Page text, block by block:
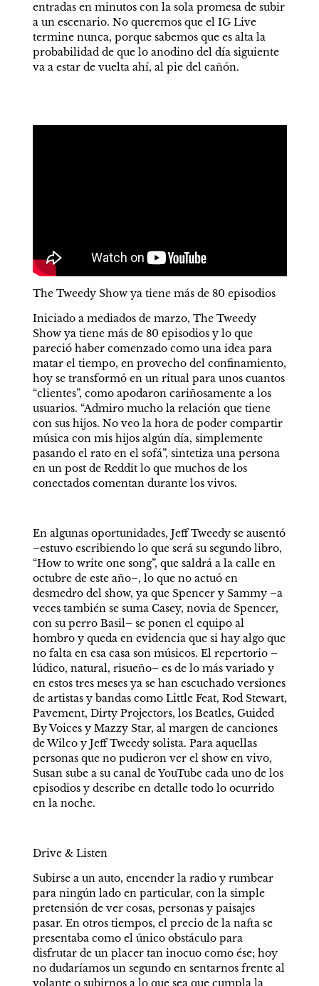
entradas en minutos con la sola promesa de subir
a un escenario. No queremos que el IG Live
termine nunca, porque sabemos que es alta la
probabilidad de que lo anodino del día siguiente
va a estar de vuelta ahí, al pie del cañón.
The Tweedy Show ya tiene más de 80 episodios
Iniciado a mediados de marzo, The Tweedy
Show ya tiene más de 80 episodios y lo que
pareció haber comenzado como una idea para
matar el tiempo, en provecho del confinamiento,
hoy se transformó en un ritual para unos cuantos
“clientes”, como apodaron cariñosamente a los
usuarios. “Admiro mucho la relación que tiene
con sus hijos. No veo la hora de poder compartir
música con mis hijos algún día, simplemente
pasando el rato en el sofá”, sintetiza una persona
en un post de Reddit lo que muchos de los
conectados comentan durante los vivos.
En algunas oportunidades, Jeff Tweedy se ausentó
–estuvo escribiendo lo que será su segundo libro,
“How to write one song”, que saldrá a la calle en
octubre de este año–, lo que no actuó en
desmedro del show, ya que Spencer y Sammy –a
veces también se suma Casey, novia de Spencer,
con su perro Basil– se ponen el equipo al
hombro y queda en evidencia que si hay algo que
no falta en esa casa son músicos. El repertorio –
lúdico, natural, risueño– es de lo más variado y
en estos tres meses ya se han escuchado versiones
de artistas y bandas como Little Feat, Rod Stewart,
Pavement, Dirty Projectors, los Beatles, Guided
By Voices y Mazzy Star, al margen de canciones
de Wilco y Jeff Tweedy solista. Para aquellas
personas que no pudieron ver el show en vivo,
Susan sube a su canal de YouTube cada uno de los
episodios y describe en detalle todo lo ocurrido
en la noche.
Drive & Listen
Subirse a un auto, encender la radio y rumbear
para ningún lado en particular, con la simple
pretensión de ver cosas, personas y paisajes
pasar. En otros tiempos, el precio de la nafta se
presentaba como el único obstáculo para
disfrutar de un placer tan inocuo como ése; hoy
no dudaríamos un segundo en sentarnos frente al
volante o subirnos a lo que sea que cumpla la